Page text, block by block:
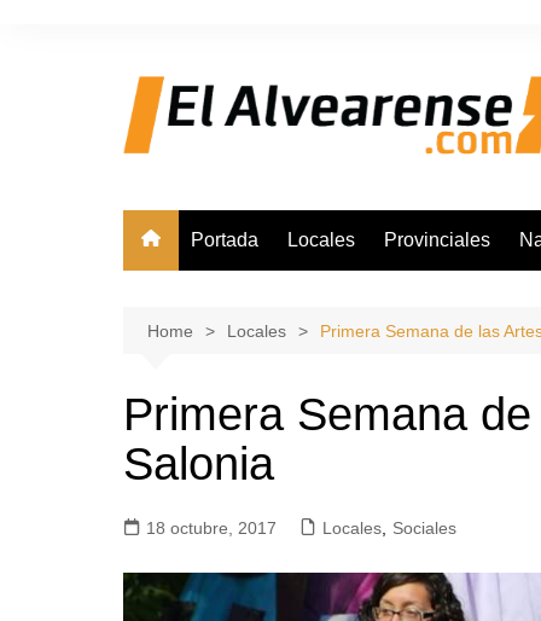
Portada Locales Provinciales
Home Locales Primera Semana de las
Primera Semana
Salonia
18 octubre, 2017 Locales Sociales